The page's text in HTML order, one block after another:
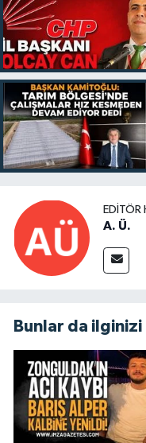
EDITÖR
A. Ü.
Bunlar da